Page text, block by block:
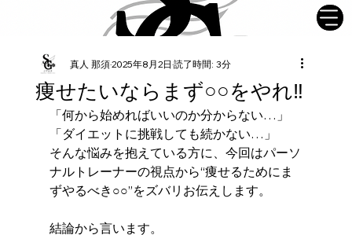
痩せたいならまず○○をやれ‼︎
真人 那須2025年8月2日 読了時間: 3分
「何から始めればいいのか分からない…」
「ダイエットに挑戦しても続かない…」
そんな悩みを抱えている方に、今回はパーソ
ナルトレーナーの視点から“痩せるためにま
ずやるべき○○”をズバリお伝えします。
結論から言います。